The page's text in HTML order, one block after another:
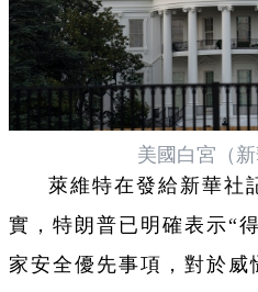
美國白宮（新
萊維特在發給新華社
實，特朗普已明確表示“
家安全優先事項，對於